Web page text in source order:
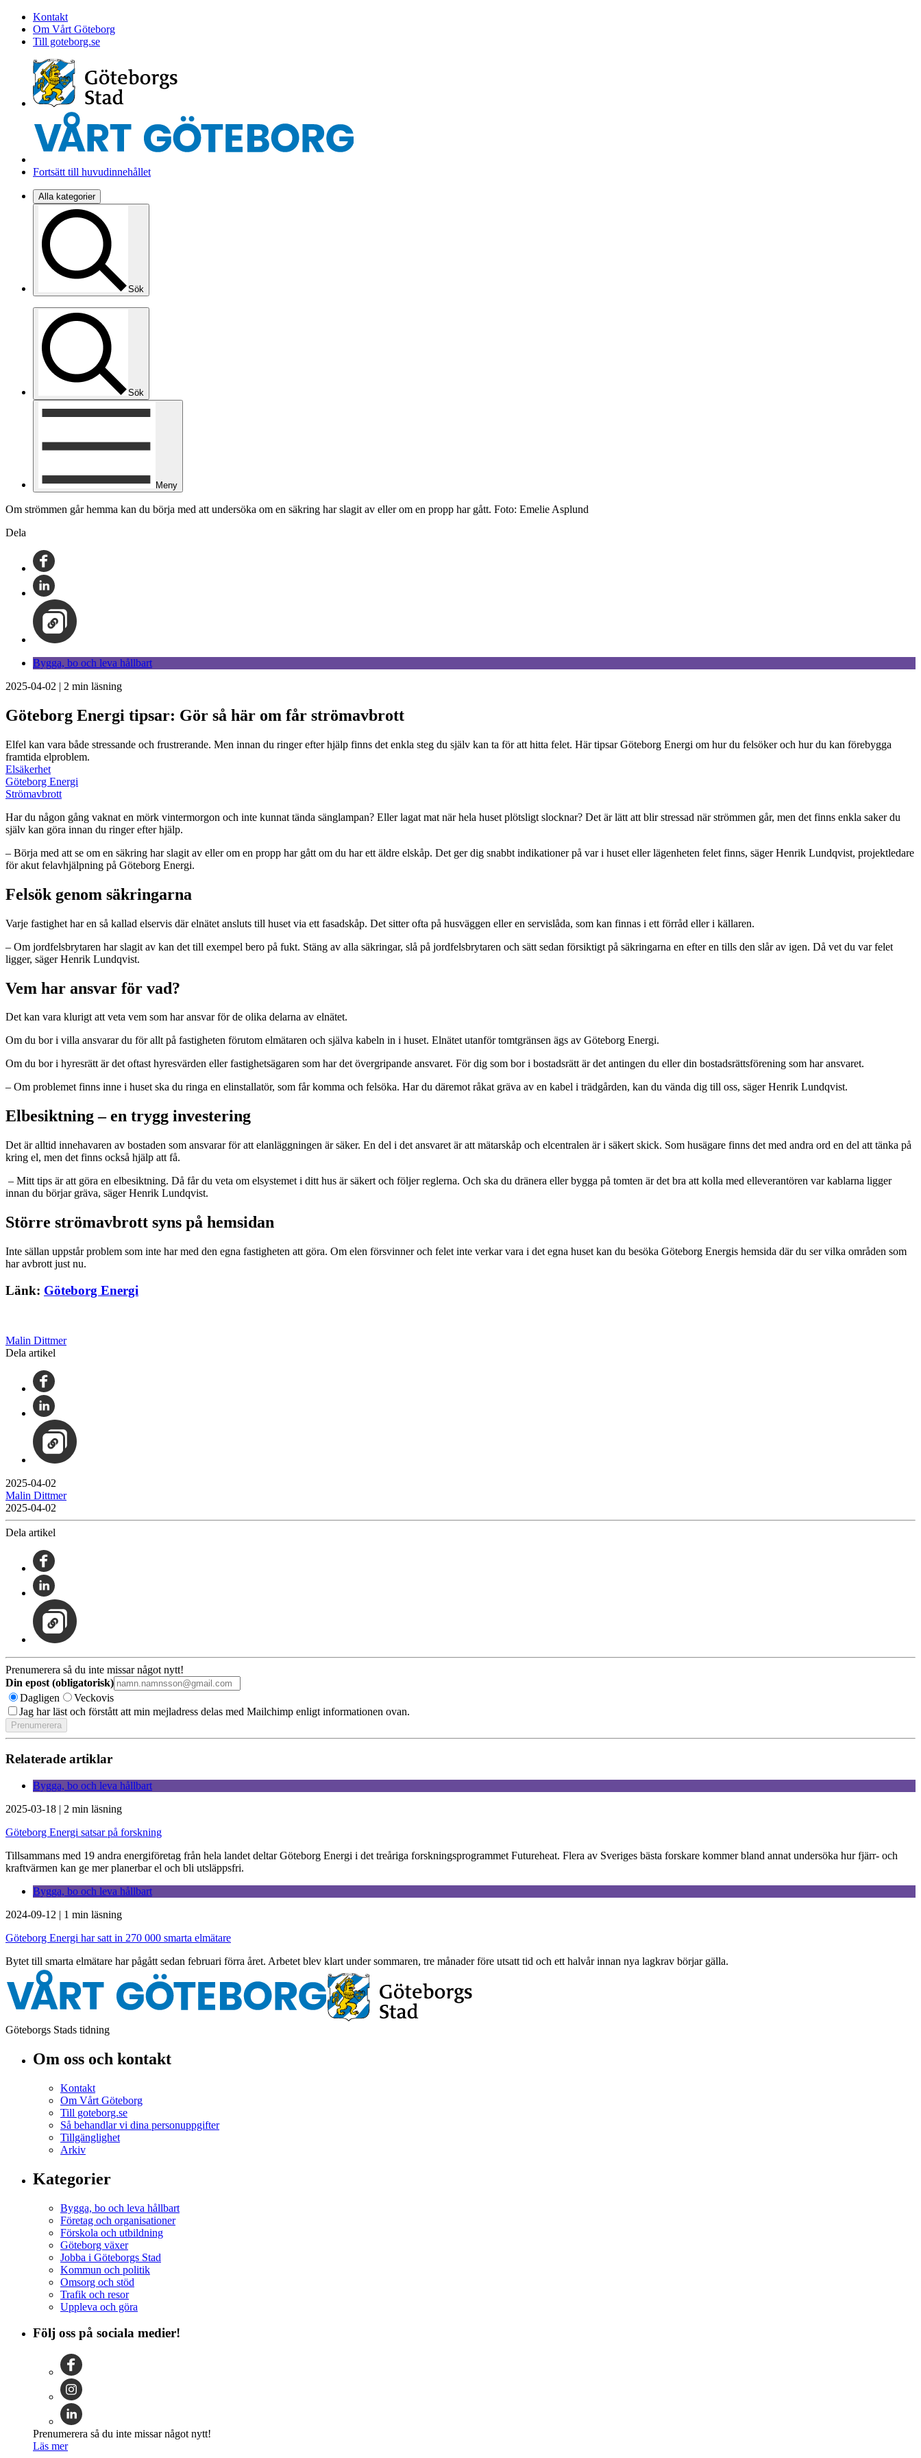
Kontakt
Om Vårt Göteborg
Till goteborg.se
Fortsätt till huvudinnehållet
Alla kategorier
Sök
Sök
Meny
Om strömmen går hemma kan du börja med att undersöka om en säkring har slagit av eller om en propp har gått. Foto: Emelie Asplund
Dela
Bygga, bo och leva hållbart
2025-04-02 | 2 min läsning
Göteborg Energi tipsar: Gör så här om får strömavbrott
Elfel kan vara både stressande och frustrerande. Men innan du ringer efter hjälp finns det enkla steg du själv kan ta för att hitta felet. Här tipsar Göteborg Energi om hur du felsöker och hur du kan förebygga
framtida elproblem.
Elsäkerhet
Göteborg Energi
Strömavbrott
Har du någon gång vaknat en mörk vintermorgon och inte kunnat tända sänglampan? Eller lagat mat när hela huset plötsligt slocknar? Det är lätt att blir stressad när strömmen går, men det finns enkla saker du
själv kan göra innan du ringer efter hjälp.
– Börja med att se om en säkring har slagit av eller om en propp har gått om du har ett äldre elskåp. Det ger dig snabbt indikationer på var i huset eller lägenheten felet finns, säger Henrik Lundqvist, projektledare
för akut felavhjälpning på Göteborg Energi.
Felsök genom säkringarna
Varje fastighet har en så kallad elservis där elnätet ansluts till huset via ett fasadskåp. Det sitter ofta på husväggen eller en servislåda, som kan finnas i ett förråd eller i källaren.
– Om jordfelsbrytaren har slagit av kan det till exempel bero på fukt. Stäng av alla säkringar, slå på jordfelsbrytaren och sätt sedan försiktigt på säkringarna en efter en tills den slår av igen. Då vet du var felet
ligger, säger Henrik Lundqvist.
Vem har ansvar för vad?
Det kan vara klurigt att veta vem som har ansvar för de olika delarna av elnätet.
Om du bor i villa ansvarar du för allt på fastigheten förutom elmätaren och själva kabeln in i huset. Elnätet utanför tomtgränsen ägs av Göteborg Energi.
Om du bor i hyresrätt är det oftast hyresvärden eller fastighetsägaren som har det övergripande ansvaret. För dig som bor i bostadsrätt är det antingen du eller din bostadsrättsförening som har ansvaret.
– Om problemet finns inne i huset ska du ringa en elinstallatör, som får komma och felsöka. Har du däremot råkat gräva av en kabel i trädgården, kan du vända dig till oss, säger Henrik Lundqvist.
Elbesiktning – en trygg investering
Det är alltid innehavaren av bostaden som ansvarar för att elanläggningen är säker. En del i det ansvaret är att mätarskåp och elcentralen är i säkert skick. Som husägare finns det med andra ord en del att tänka på
kring el, men det finns också hjälp att få.
– Mitt tips är att göra en elbesiktning. Då får du veta om elsystemet i ditt hus är säkert och följer reglerna. Och ska du dränera eller bygga på tomten är det bra att kolla med elleverantören var kablarna ligger
innan du börjar gräva, säger Henrik Lundqvist.
Större strömavbrott syns på hemsidan
Inte sällan uppstår problem som inte har med den egna fastigheten att göra. Om elen försvinner och felet inte verkar vara i det egna huset kan du besöka Göteborg Energis hemsida där du ser vilka områden som
har avbrott just nu.
Länk: Göteborg Energi
Malin Dittmer
Dela artikel
2025-04-02
Malin Dittmer
2025-04-02
Dela artikel
Prenumerera så du inte missar något nytt!
Din epost (obligatorisk)
Dagligen
Veckovis
Jag har läst och förstått att min mejladress delas med Mailchimp enligt informationen ovan.
Relaterade artiklar
Bygga, bo och leva hållbart
2025-03-18 | 2 min läsning
Göteborg Energi satsar på forskning
Tillsammans med 19 andra energiföretag från hela landet deltar Göteborg Energi i det treåriga forskningsprogrammet Futureheat. Flera av Sveriges bästa forskare kommer bland annat undersöka hur fjärr- och
kraftvärmen kan ge mer planerbar el och bli utsläppsfri.
Bygga, bo och leva hållbart
2024-09-12 | 1 min läsning
Göteborg Energi har satt in 270 000 smarta elmätare
Bytet till smarta elmätare har pågått sedan februari förra året. Arbetet blev klart under sommaren, tre månader före utsatt tid och ett halvår innan nya lagkrav börjar gälla.
Göteborgs Stads tidning
Om oss och kontakt
Kontakt
Om Vårt Göteborg
Till goteborg.se
Så behandlar vi dina personuppgifter
Tillgänglighet
Arkiv
Kategorier
Bygga, bo och leva hållbart
Företag och organisationer
Förskola och utbildning
Göteborg växer
Jobba i Göteborgs Stad
Kommun och politik
Omsorg och stöd
Trafik och resor
Uppleva och göra
Följ oss på sociala medier!
Prenumerera så du inte missar något nytt!
Läs mer